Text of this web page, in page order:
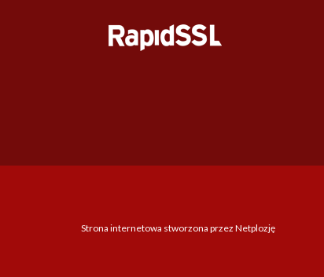
Strona internetowa stworzona przez Netplozję